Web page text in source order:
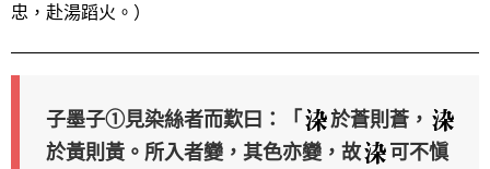
忠，赴湯蹈火。）
子墨子①見染絲者而歎曰：「
於蒼則蒼，
於黃則黃。所入者變，其色亦變，故
可不愼